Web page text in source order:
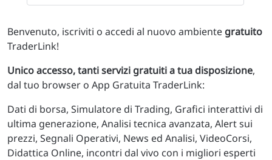
Benvenuto, iscriviti o accedi al nuovo ambiente gratuito
TraderLink!
Unico accesso, tanti servizi gratuiti a tua disposizione,
dal tuo browser o App Gratuita TraderLink:
Dati di borsa, Simulatore di Trading, Grafici interattivi di
ultima generazione, Analisi tecnica avanzata, Alert sui
prezzi, Segnali Operativi, News ed Analisi, VideoCorsi,
Didattica Online, incontri dal vivo con i migliori esperti